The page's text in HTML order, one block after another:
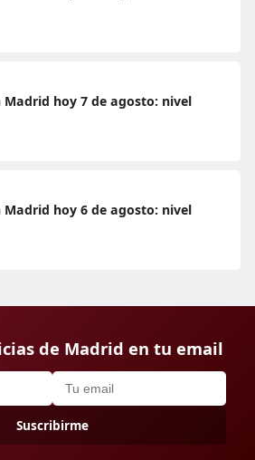
Madrid hoy 7 de agosto: nivel
Madrid hoy 6 de agosto: nivel
de Madrid en tu email
Suscribirme